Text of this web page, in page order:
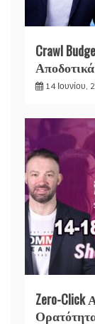
Crawl
14 Ιουνίου,
Zero-Click